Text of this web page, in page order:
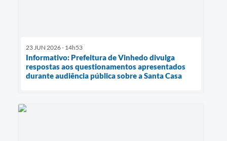
23 JUN 2026 - 14h53
Informativo: Prefeitura de Vinhedo divulga
respostas aos questionamentos apresentados
durante audiência pública sobre a Santa Casa